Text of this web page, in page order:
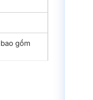
gồm